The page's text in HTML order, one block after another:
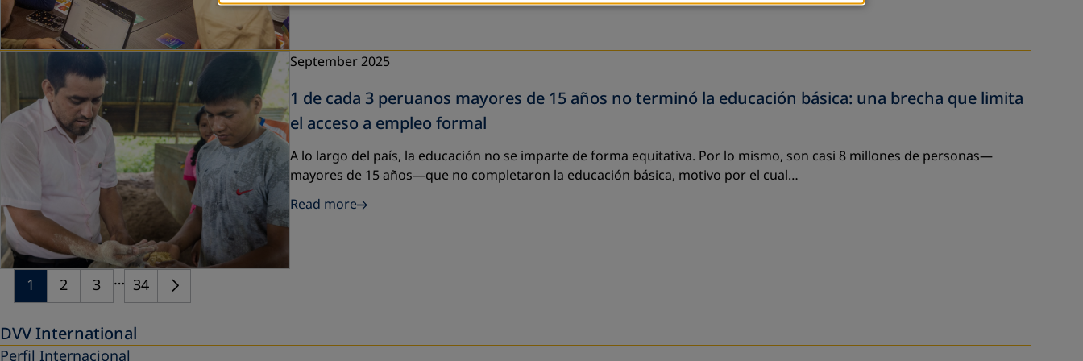
September 2025
1 de cada 3 peruanos mayores de 15 años no terminó la educación básica: una brecha que limita
el acceso a empleo formal
A lo largo del país, la educación no se imparte de forma equitativa. Por lo mismo, son casi 8 millones de personas—
mayores de 15 años—que no completaron la educación básica, motivo por el cual…
Read more
1 2 3 … 34
DVV International
Perfil Internacional